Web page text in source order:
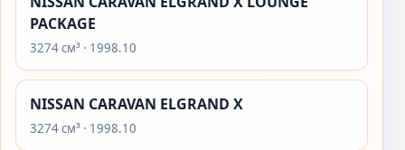
PACKAGE
3274 см³ · 1998.10
NISSAN CARAVAN ELGRAND X
3274 см³ · 1998.10